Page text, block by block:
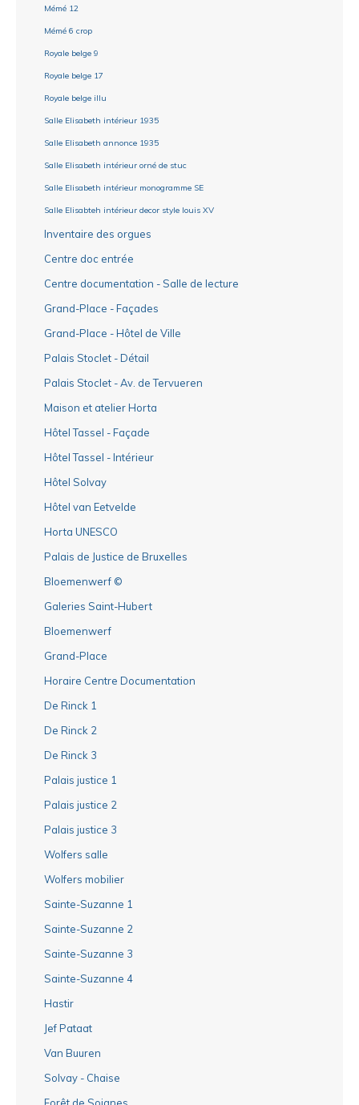
Mémé 12
Mémé 6 crop
Royale belge 9
Royale belge 17
Royale belge illu
Salle Elisabeth intérieur 1935
Salle Elisabeth annonce 1935
Salle Elisabeth intérieur orné de stuc
Salle Elisabeth intérieur monogramme SE
Salle Elisabteh intérieur decor style louis XV
Inventaire des orgues
Centre doc entrée
Centre documentation - Salle de lecture
Grand-Place - Façades
Grand-Place - Hôtel de Ville
Palais Stoclet - Détail
Palais Stoclet - Av. de Tervueren
Maison et atelier Horta
Hôtel Tassel - Façade
Hôtel Tassel - Intérieur
Hôtel Solvay
Hôtel van Eetvelde
Horta UNESCO
Palais de Justice de Bruxelles
Bloemenwerf ©
Galeries Saint-Hubert
Bloemenwerf
Grand-Place
Horaire Centre Documentation
De Rinck 1
De Rinck 2
De Rinck 3
Palais justice 1
Palais justice 2
Palais justice 3
Wolfers salle
Wolfers mobilier
Sainte-Suzanne 1
Sainte-Suzanne 2
Sainte-Suzanne 3
Sainte-Suzanne 4
Hastir
Jef Pataat
Van Buuren
Solvay - Chaise
Forêt de Soignes